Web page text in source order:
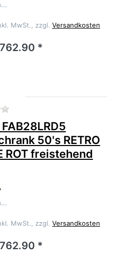
MwSt., zzgl. Versandkosten
*
Zu diesem Produkt liegen
50's RETRO
ROT freistehend
MwSt., zzgl. Versandkosten
*